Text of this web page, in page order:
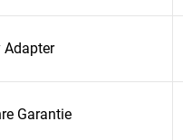
Adapter
Garantie